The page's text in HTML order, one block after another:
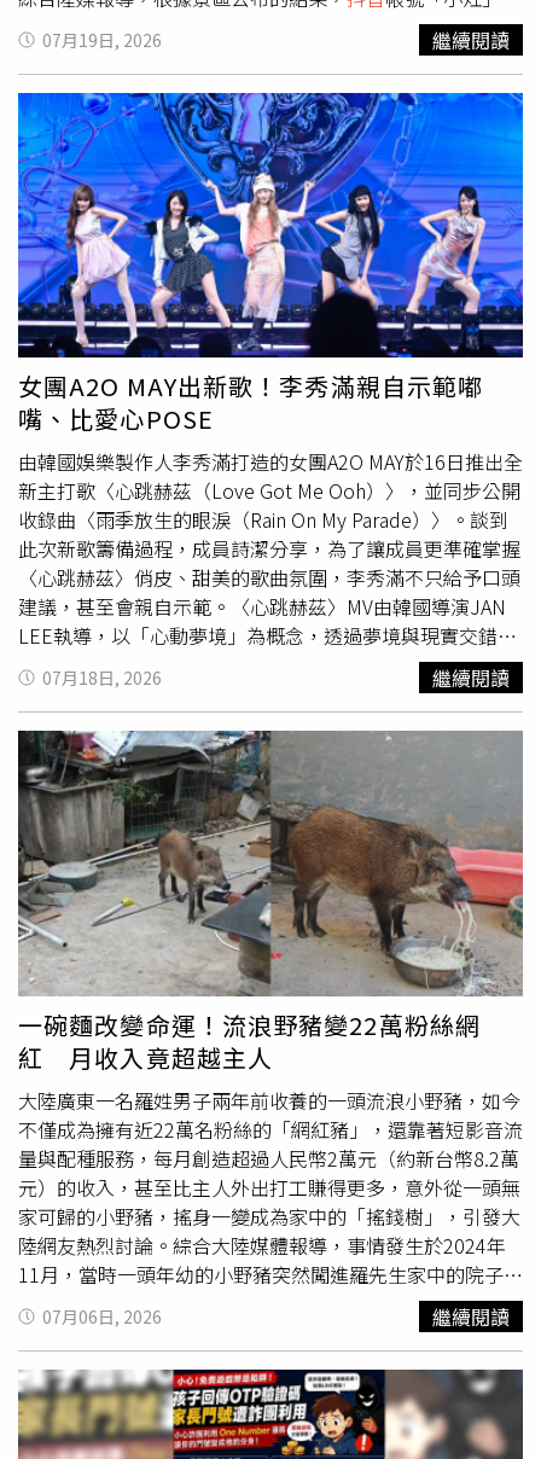
給來路不明的單位。3、遇到要求加入LINE辦理補助、貸款
或投資時，務必提高警覺。4、如有補助相關疑問，可向各
地鄉鎮區公所、縣市政府社會局處等機關諮詢。
8.6萬個按讚數奪冠，遠遠超越第2名約9000個按讚數。由
於該帳號參賽影片竟是第1支作品，加上幾乎沒有粉絲基
礎，讓不少網友質疑結果不單純，甚至在新任觀察員發布第
1支工作影片後，仍有人留言認為「更像是內定」。面對質
疑，老君山文旅集團副總經理張鵬遠接受媒體訪問表示，活
動從一開始就訂定以影片按讚數作為主要評選依據，景區完
全依照規則辦理，也尊重平台演算法。他坦言，其實最擔心
的是由景區所在地洛陽或欒川的創作者獲勝，反而更容易遭
外界質疑有「自己人」或「關係戶」。張鵬遠透露，直到確
定得主後才得知，「小灶」是1名剛畢業的大學生，甚至沒
有自己的剪輯筆電，運動相機也是臨時借來，景區還特地協
助準備電腦與工作設備，讓他能順利開始拍攝。至於外界擔
心由素人擔任觀察員，影片品質恐怕不穩定，張鵬遠則認
為，景區最重視的是宣傳效果，而宣傳的本質就是流量，
「只要影片能吸引大家觀看，就代表符合市場需求。」他表
示，不會替觀察員設定KPI，希望對方以最真實的方式記錄
老君山，也相信作品會是最好的回應。談到爆紅企劃的誕
生，張鵬遠笑說，其實只是同事聚餐時臨時想到的點子，隔
天便完成企畫並對外公布。至於月薪6萬元的設定，他指
出，以目前專業攝影師市場行情估算，1個月拍攝工作約落
在這個價位，並非刻意炒作。相比其他景區動輒祭出數十萬
甚至百萬元獎金，老君山希望用合理預算創造更大的宣傳效
益。張鵬遠也強調，目前老君山每年接待旅客已達5、600
萬人，幾乎來到景區運量上限，未來持續行銷並非單純為了
吸引更多遊客，而是希望將老君山從「網紅景點」打造為具
有長期影響力的品牌景區，延續旅遊熱度與提升整體觀光形
象。
07月19日, 2026 繼續閱讀
女團A2O MAY出新歌！李秀滿親自示範嘟
嘴、比愛心POSE
由韓國娛樂製作人李秀滿打造的女團A2O MAY於16日推出全
新主打歌〈心跳赫茲（Love Got Me Ooh）〉，並同步公開
收錄曲〈雨季放生的眼淚（Rain On My Parade）〉。談到
此次新歌籌備過程，成員詩潔分享，為了讓成員更準確掌握
〈心跳赫茲〉俏皮、甜美的歌曲氛圍，李秀滿不只給予口頭
建議，甚至會親自示範。〈心跳赫茲〉MV由韓國導演JAN
LEE執導，以「心動夢境」為概念，透過夢境與現實交錯的
敘事，結合蝴蝶、滿月、水晶球、神秘鑰匙等意象，打造充
滿奇幻氛圍的視覺世界。為了完成豐富的視覺場景與表演畫
面，成員連續進行兩天拍攝，每天都從早上一路拍攝至隔天
清晨。儘管拍攝時間相當緊湊，成員仍全程保持投入，希望
透過MV完整呈現歌曲輕快、夢幻的世界觀。成員們表示，
李秀滿除了要求大家展現「清新、發自內心的笑容與幸福
感」，更針對舞蹈動作、隊形變化及表情細節逐一給予指
導，希望透過更自然的表演方式傳遞歌曲情感。詩潔笑說，
李秀滿還會親自嘟嘴、比愛心，示範歌曲想呈現的風格與氛
圍，甚至直接示範給大家看，幫助成員更快掌握歌曲所需要
的表情與情緒，也讓大家看見他在製作人身分之外相當反
差、可愛的一面。有趣的是，媒體聯訪時，一名媒體人還特
地穿著印有李秀滿肖像的T恤現身，意外成為現場另一個話
題。新歌推出後，A2O MAY相關內容持續獲得關注。〈心跳
赫茲（Love Got Me Ooh）〉登上QQ音樂新歌即時榜第2
名；首唱會舞台演出與媒體訪問內容持續發酵，進一步登上
抖音娛樂榜第14名。隨著〈心跳赫茲〉正式推出，A2O MAY
也將持續展開宣傳活動，並預計於8月16日登上2026 TMEA
澳門舞台，帶來最新歌曲演出。
07月18日, 2026 繼續閱讀
一碗麵改變命運！流浪野豬變22萬粉絲網
紅 月收入竟超越主人
大陸廣東一名羅姓男子兩年前收養的一頭流浪小野豬，如今
不僅成為擁有近22萬名粉絲的「網紅豬」，還靠著短影音流
量與配種服務，每月創造超過人民幣2萬元（約新台幣8.2萬
元）的收入，甚至比主人外出打工賺得更多，意外從一頭無
家可歸的小野豬，搖身一變成為家中的「搖錢樹」，引發大
陸網友熱烈討論。綜合大陸媒體報導，事情發生於2024年
11月，當時一頭年幼的小野豬突然闖進羅先生家中的院子，
不斷翻找食物，看起來餓了許久。羅先生心生不忍，便煮了
一盆麵條餵牠，沒想到小野豬吃完後離開，隔天又準時回來
討食，接著連續第3天再次上門。羅先生擔心牠若繼續在外
流浪，不是遭人捕捉，就是可能被宰殺成為盤中飧，因此決
定將牠收養，並以當初餵食的麵條替牠取名為「麵條」。羅
先生原本曾打算，等「麵條」長大一些後再帶回山林野放，
07月06日, 2026 繼續閱讀